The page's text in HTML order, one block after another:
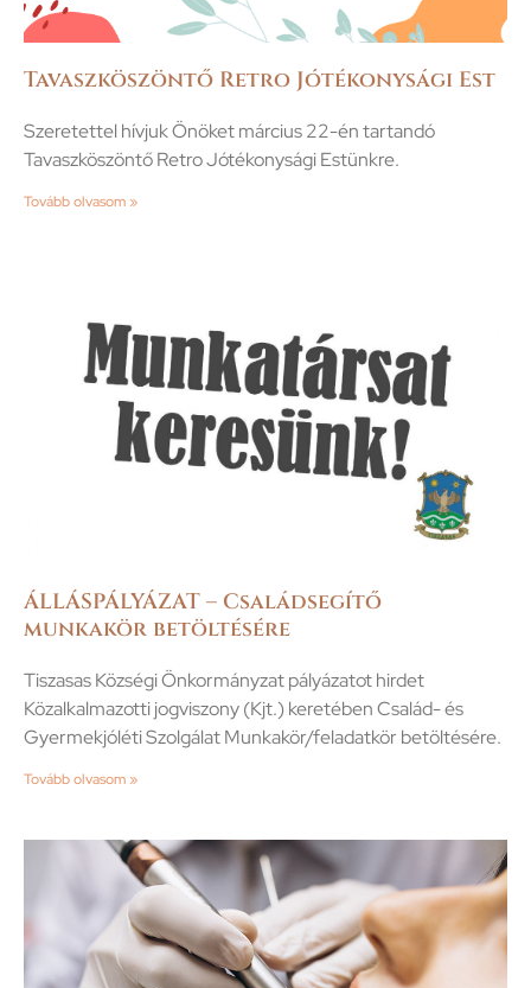
Tavaszköszöntő Retro Jótékonysági Est
Szeretettel hívjuk Önöket március 22-én tartandó
Tavaszköszöntő Retro Jótékonysági Estünkre.
Tovább olvasom »
ÁLLÁSPÁLYÁZAT – Családsegítő
munkakör betöltésére
Tiszasas Községi Önkormányzat pályázatot hirdet
Közalkalmazotti jogviszony (Kjt.) keretében Család- és
Gyermekjóléti Szolgálat Munkakör/feladatkör betöltésére.
Tovább olvasom »